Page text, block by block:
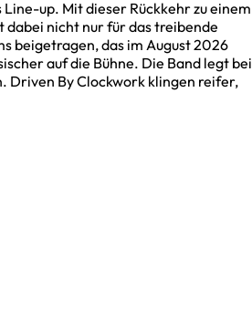
up. Mit dieser Rückkehr zu einem
dabei nicht nur für das treibende
beigetragen, das im August 2026
auf die Bühne. Die Band legt bei
Driven By Clockwork klingen reifer,